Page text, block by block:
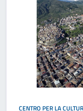
CENTRO PER LA